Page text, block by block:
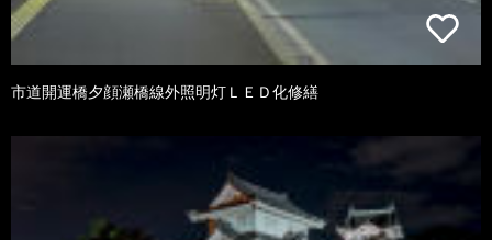
市道開運橋夕顔瀬橋線外照明灯ＬＥＤ化修繕